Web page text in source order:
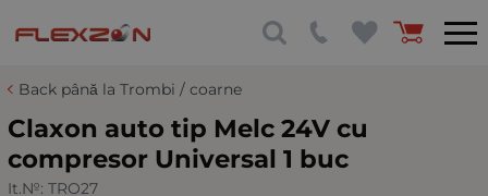
Back până la Trombi / coarne
Claxon auto tip Melc 24V cu
compresor Universal 1 buc
It.№: TRO27